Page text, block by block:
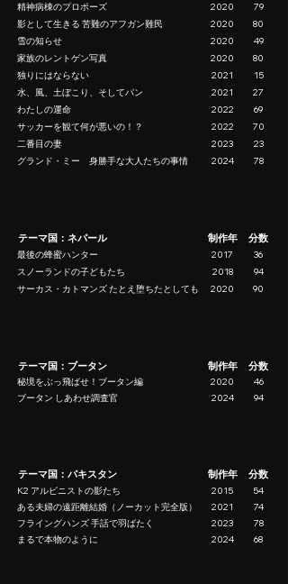
精神病棟のプロポーズ
2020
79
影として生きる 苦難のアフガン難民
2020
80
雪の知らせ
2020
49
家族のレントゲン写真
2020
80
独りにはならない
2021
15
水、風、土ぼこり、そしてパン
2021
27
わたしの運命
2022
69
サッカーを観て何が悪いの！？
2022
70
二番目の妻
2023
23
グランド・ミー 身勝手な大人たちの事情
2024 78
テーマ国：ネパール 制作年 分数
最後の蜂蜜ハンター 2017
36
スノーランドの子どもたち
2018
94
サーカス・カトマンズ たとえ堕ちたとしても
2020 90
テーマ国：ブータン 制作年 分数
秘境をぶっ飛ばせ！ブータン編 2020
46
ブータン しあわせ調査官
2024 94
テーマ国：パキスタン 制作年 分数
K2 アルピニストの影たち 2015
54
ある夫婦の遠距離結婚（ノーカット完全版）
2021
74
フライングハンズ 手話で羽ばたく
2023
78
まるで本物のように
2024 68